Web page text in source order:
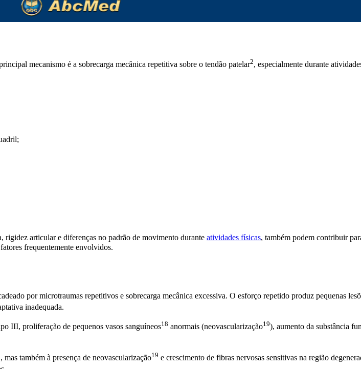
mecanismo é a sobrecarga mecânica repetitiva sobre o tendão patelar2, especialmente durante
rigidez articular e diferenças no padrão de movimento durante atividades físicas, também podem contribuir
frequentemente envolvidos.
por microtraumas repetitivos e sobrecarga mecânica excessiva. O esforço repetido produz pequenas
inadequada.
III, proliferação de pequenos vasos sanguíneos18 anormais (neovascularização19), aumento da substância
, mas também à presença de neovascularização19 e crescimento de fibras nervosas sensitivas na região